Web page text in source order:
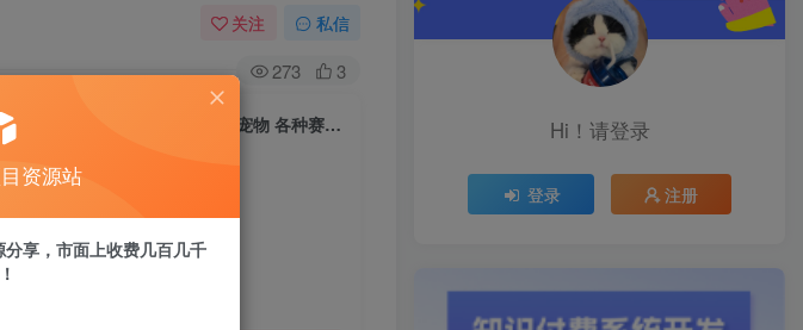
关注 私信
273 3
DeepSeek+蝴蝶号 中老年金主最爱 国学 心理学 养生 疗愈 情感 育儿 宠物 各种赛道疯狂赚米 每天20分钟 轻松月入破W 流量火爆 一条涨粉1000+轻松拿捏 Hi！请登录
登录 注册
资源站
享，市面上收费几百几千